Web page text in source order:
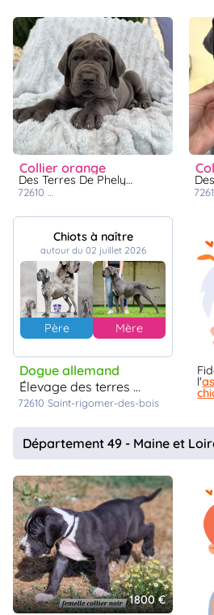
collier orange
Des Terres De Phelyzia
72610
Chiots à naître
autour du 02 juillet 2026
Père Mère
Dogue allemand
élevage des terres de phelyzia
72610 Saint-rigomer-des-bois
l'
Département 49 - Maine et
1800 €